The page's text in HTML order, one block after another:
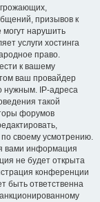
призывов к
нарушить
услуги хостинга
право.
к вашему
ваш провайдер
нужным. IP-адреса
такой
форумов
своему усмотрению.
вами информация
не будет открыта
конференции
быть ответственна